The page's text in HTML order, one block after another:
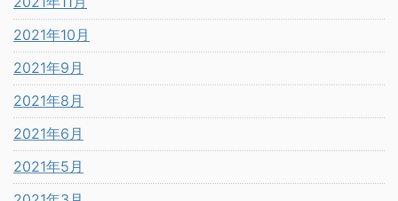
2021年10月
2021年9月
2021年8月
2021年6月
2021年5月